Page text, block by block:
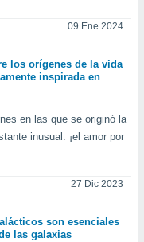
09 Ene 2024
los orígenes de la vida
inspirada en
en las que se originó la
inusual: ¡el amor por
27 Dic 2023
son esenciales
las galaxias